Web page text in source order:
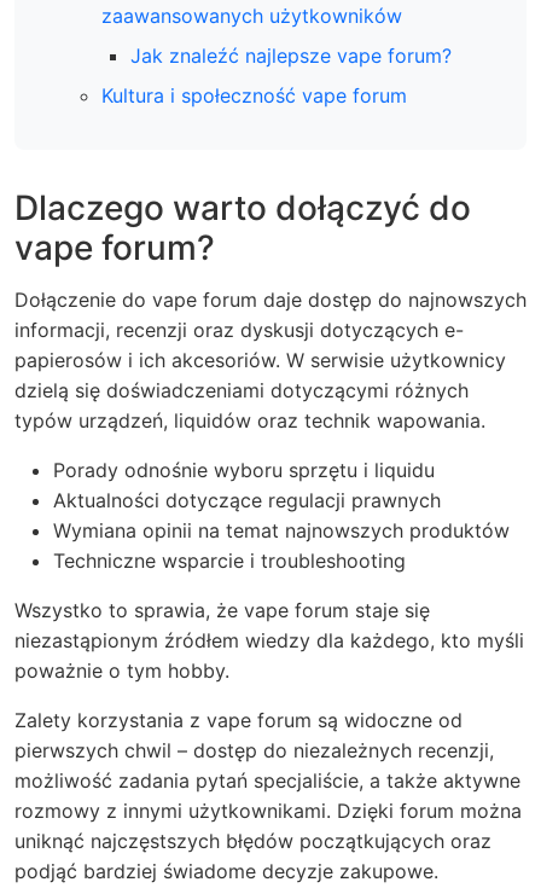
zaawansowanych użytkowników
Jak znaleźć najlepsze vape forum?
Kultura i społeczność vape forum
Dlaczego warto dołączyć do
vape forum?
Dołączenie do vape forum daje dostęp do najnowszych
informacji, recenzji oraz dyskusji dotyczących e-
papierosów i ich akcesoriów. W serwisie użytkownicy
dzielą się doświadczeniami dotyczącymi różnych
typów urządzeń, liquidów oraz technik wapowania.
Porady odnośnie wyboru sprzętu i liquidu
Aktualności dotyczące regulacji prawnych
Wymiana opinii na temat najnowszych produktów
Techniczne wsparcie i troubleshooting
Wszystko to sprawia, że vape forum staje się
niezastąpionym źródłem wiedzy dla każdego, kto myśli
poważnie o tym hobby.
Zalety korzystania z vape forum są widoczne od
pierwszych chwil – dostęp do niezależnych recenzji,
możliwość zadania pytań specjaliście, a także aktywne
rozmowy z innymi użytkownikami. Dzięki forum można
uniknąć najczęstszych błędów początkujących oraz
podjąć bardziej świadome decyzje zakupowe.